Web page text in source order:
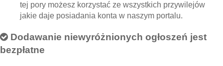
tej pory możesz korzystać ze wszystkich przywilejów
jakie daje posiadania konta w naszym portalu.
Dodawanie niewyróżnionych ogłoszeń jest
bezpłatne